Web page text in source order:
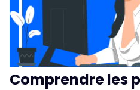
Comprendre les